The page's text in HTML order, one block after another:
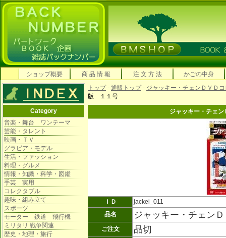
ショップ概要 商 品 情 報 注 文 方 法 かごの中身
Category
音楽・舞台 ワンテーマ
芸能・タレント
映画・ＴＶ
グラビア・モデル
生活・ファッション
料理・グルメ
情報・知識・科学・図鑑
手芸 実用
コレクタブル
趣味・組み立て
スポーツ
モーター 鉄道 飛行機
ミリタリ 戦争関連
歴史・地理・旅行
トップ- 通販トップ- ジャッキー・チェンＤＶＤ
版 １１号
ジャッキー・チェ
ＩＤ
jackei_011
品名
ジャッキー・チェン
ご注文 品切